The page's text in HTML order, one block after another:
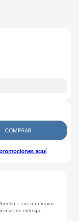
COMPRAR
aquí
+ sus municipios
de-entrega.